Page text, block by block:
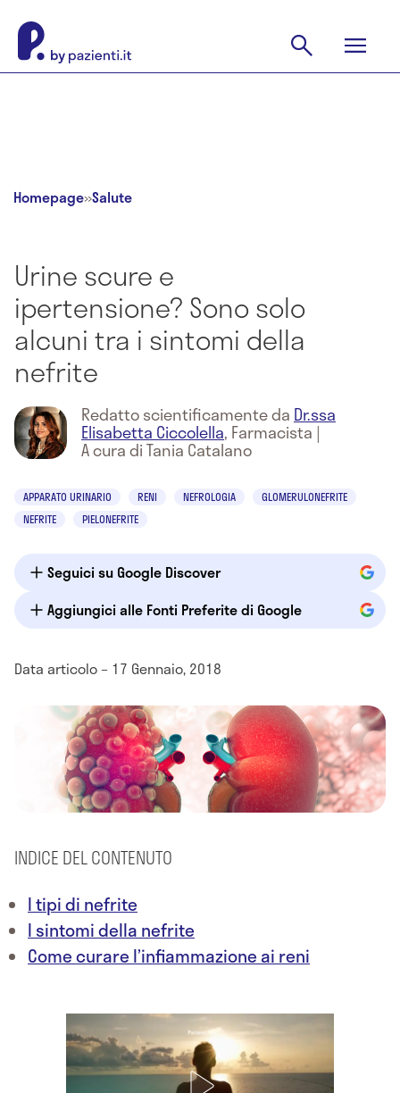
Homepage»Salute
Urine scure e
ipertensione? Sono solo
alcuni tra i sintomi della
nefrite
Redatto scientificamente da Dr.ssa
Elisabetta Ciccolella, Farmacista |
A cura di Tania Catalano
APPARATO URINARIO RENI NEFROLOGIA
GLOMERULONEFRITE
NEFRITE
PIELONEFRITE
Seguici su Google Discover
Aggiungici alle Fonti Preferite di Google
Data articolo – 17 Gennaio, 2018
INDICE DEL CONTENUTO
I tipi di nefrite
I sintomi della nefrite
Come curare l’infiammazione ai reni